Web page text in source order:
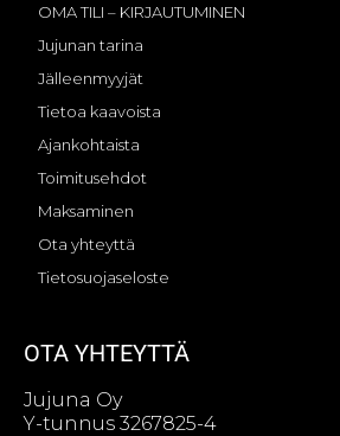
OMA TILI – KIRJAUTUMINEN
Jujunan tarina
Jälleenmyyjät
Tietoa kaavoista
Ajankohtaista
Toimitusehdot
Maksaminen
Ota yhteyttä
Tietosuojaseloste
OTA YHTEYTTÄ
Jujuna Oy
Y-tunnus 3267825-4